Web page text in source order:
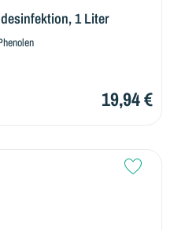
1 Liter
19,94 €